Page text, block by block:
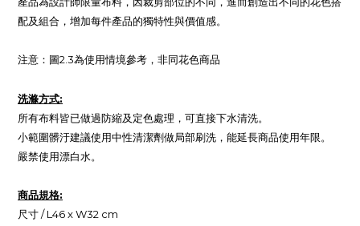
配及組合，增加每件產品的獨特性與價值感。
注意：圖2.3為使用情境參考，非同花色商品
洗滌方式:
所有布料皆已做過防縮及定色處理，可直接下水清洗。
小範圍髒汙建議使用中性清潔劑做局部刷洗，能延長商品使用年限。
嚴禁使用漂白水。
商品規格:
尺寸 / L46 x W32 cm